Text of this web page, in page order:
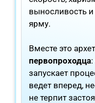
выносливость
ярму.
Вместе это
первопроходца
запускает
ведет вперед,
не терпит